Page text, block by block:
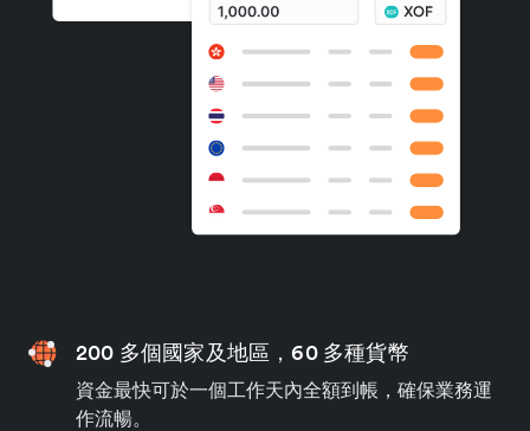
200 多個國家及地區，60 多種貨幣
資金最快可於一個工作天內全額到帳，確保業務運
作流暢。